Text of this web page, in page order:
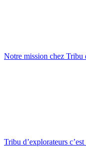
Notre mission chez Tribu
Tribu d’explorateurs